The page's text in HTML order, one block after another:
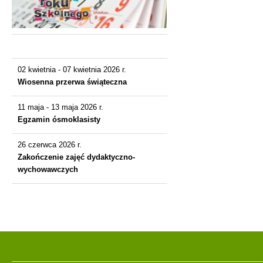
Dla uczniów
Praca
Dokumenty
Dokumenty szkoły
Wykaz podręczników
Klasy 1-3
Klasy 4-8
Przedszkole
02 kwietnia - 07 kwietnia 2026 r.
Wiosenna przerwa świąteczna
11 maja - 13 maja 2026 r.
Egzamin ósmoklasisty
26 czerwca 2026 r.
Zakończenie zajęć dydaktyczno-
wychowawczych